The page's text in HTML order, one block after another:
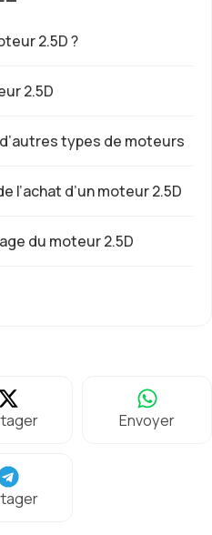
2.5D ?
2.5D
types de moteurs
l’achat d’un moteur 2.5D
du moteur 2.5D
Envoyer